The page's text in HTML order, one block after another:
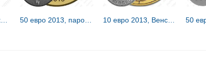
10 евро 2013, Венская филармония [Австрия]